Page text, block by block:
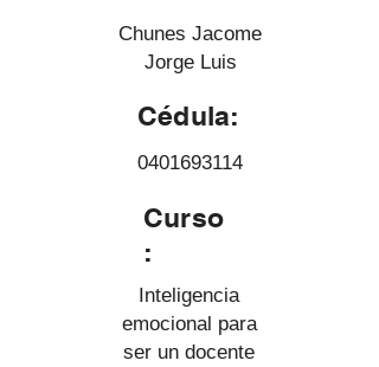
Chunes Jacome
Jorge Luis
Cédula:
0401693114
Curso
:
Inteligencia
emocional para
ser un docente